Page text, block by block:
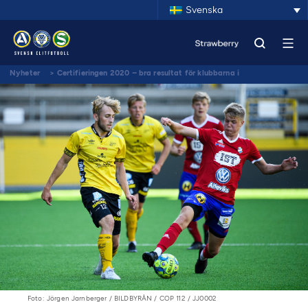
Svenska
Nyheter > Certifieringen 2020 – bra resultat för klubbarna i
Unicoachnätverket trots tuffare krav och pandemi
Foto: Jörgen Jarnberger / BILDBYRÅN / COP 112 / JJ0002